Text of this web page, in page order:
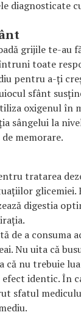
diagnosticate
grijile te-au
toate
pentru a-ți
sfânt
oxigenul în
sângelui la
memorare.
tratarea
glicemiei.
digestia
de a consuma
Nu uita că
că nu trebuie
identic. În
sfatul